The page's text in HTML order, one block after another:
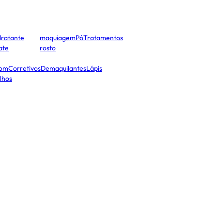
CorretivosDemaquilantesLápis
maquiagemPóTratamentos
rosto